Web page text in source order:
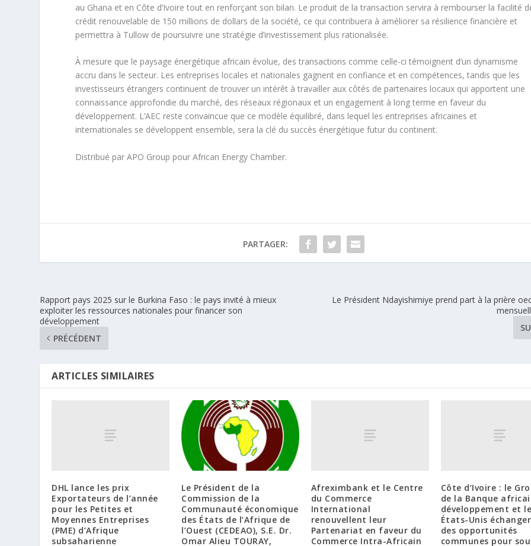
au Ghana et en Côte d’Ivoire tout en renforçant son bilan. Le produit de la transaction servira à rembourser la facilité
crédit renouvelable de 150 millions de dollars de la société, ce qui contribuera à améliorer sa résilience financière et
permettra à Tullow de poursuivre une stratégie d’investissement plus rationalisée.
À mesure que le paysage énergétique africain évolue, des transactions comme celle-ci témoignent d’un dynamisme
accru dans le secteur. Les entreprises locales et nationales gagnent en confiance et en compétences, tandis que les
investisseurs étrangers continuent de trouver un intérêt à travailler aux côtés de partenaires locaux qui apportent une
connaissance approfondie du marché, des réseaux régionaux et un engagement à long terme en faveur du
développement. L’AEC reste convaincue que ce modèle équilibré, dans lequel les entreprises africaines et
internationales se développent ensemble, sera la clé du succès énergétique futur du continent.
Distribué par APO Group pour African Energy Chamber.
PARTAGER:
Rapport pays 2025 sur le Burkina Faso : le pays invité à mieux
exploiter les ressources nationales pour financer son
développement
PRÉCÉDENT
Le Président Ndayishimiye prend part à la prière
ARTICLES SIMILAIRES
DHL lance les prix
Exportateurs de l’année
pour les Petites et
Moyennes Entreprises
(PME) d’Afrique
subsaharienne
Le Président de la
Commission de la
Communauté économique
des États de l’Afrique de
l’Ouest (CEDEAO), S.E. Dr.
Omar Alieu TOURAY,
Afreximbank et le Centre
du Commerce
International
renouvellent leur
Partenariat en faveur du
Commerce Intra-Africain
Côte d’Ivoire : le
de la Banque
développement et
États-Unis
des opportunités
communes pour